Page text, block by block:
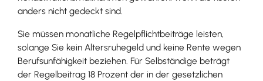
anders nicht gedeckt sind.
Sie müssen monatliche Regelpflichtbeiträge leisten,
solange Sie kein Altersruhegeld und keine Rente wegen
Berufsunfähigkeit beziehen. Für Selbständige beträgt
der Regelbeitrag 18 Prozent der in der gesetzlichen